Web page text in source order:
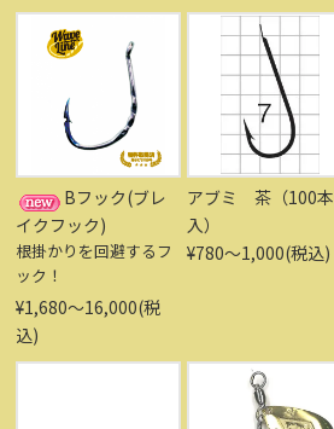
Bフック(ブレ
イクフック)
根掛かりを回避するフ
ック！
¥1,680〜16,000(税
込)
アブミ 茶（100本
入）
¥780〜1,000(税込)